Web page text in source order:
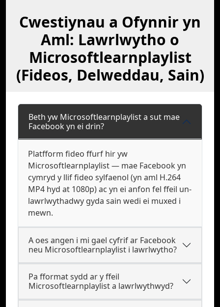
Cwestiynau a Ofynnir yn
Aml: Lawrlwytho o
Microsoftlearnplaylist
(Fideos, Delweddau, Sain)
Beth yw Microsoftlearnplaylist a sut mae
Facebook yn ei drin?
Platfform fideo ffurf hir yw
Microsoftlearnplaylist — mae Facebook yn
cymryd y llif fideo sylfaenol (yn aml H.264
MP4 hyd at 1080p) ac yn ei anfon fel ffeil un-
lawrlwythadwy gyda sain wedi ei muxed i
mewn.
A oes angen i mi gael cyfrif ar Facebook
neu Microsoftlearnplaylist i lawrlwytho?
Pa fformat sydd ar y ffeil
Microsoftlearnplaylist a lawrlwythwyd?